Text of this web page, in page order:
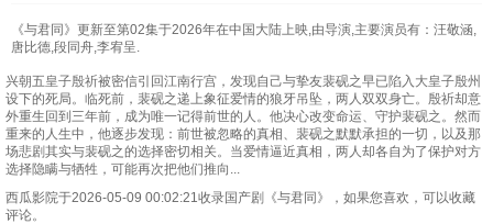
《与君同》更新至第02集于2026年在中国大陆上映,由导演,主要演员有：汪敬涵,
唐比德,段同舟,李宥呈.
兴朝五皇子殷祈被密信引回江南行宫，发现自己与挚友裴砚之早已陷入大皇子殷州
设下的死局。临死前，裴砚之递上象征爱情的狼牙吊坠，两人双双身亡。殷祈却意
外重生回到三年前，成为唯一记得前世的人。他决心改变命运、守护裴砚之。然而
重来的人生中，他逐步发现：前世被忽略的真相、裴砚之默默承担的一切，以及那
场悲剧其实与裴砚之的选择密切相关。当爱情逼近真相，两人却各自为了保护对方
选择隐瞒与牺牲，可能再次把他们推向...
西瓜影院于2026-05-09 00:02:21收录国产剧《与君同》，如果您喜欢，可以收藏
评论。